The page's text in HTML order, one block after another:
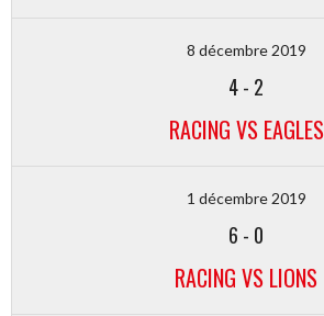
8 décembre 2019
4- 2
RACING VS EAGLES
1 décembre 2019
6 - 0
RACING VS LIONS